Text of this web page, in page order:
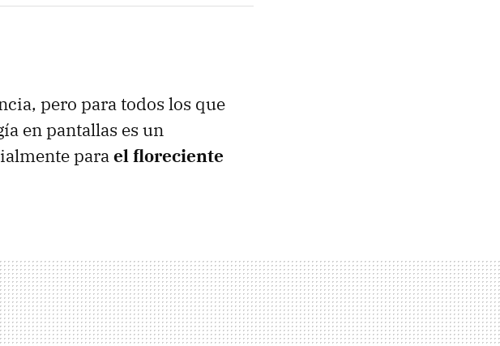
pero para todos los que
en pantallas es un
parael floreciente